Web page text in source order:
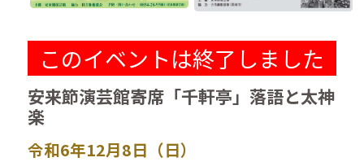
このイベントは終了しました
安来節演芸館寄席「千軒亭」落語と太神
楽
令和6年12月8日（日）